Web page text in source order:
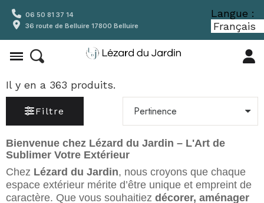
06 50 81 37 14
36 route de Belluire 17800 Belluire
Langue :
Il y en a 363 produits.
Filtre
Bienvenue chez Lézard du Jardin – L'Art de
Sublimer Votre Extérieur
Chez Lézard du Jardin, nous croyons que chaque
espace extérieur mérite d’être unique et empreint de
caractère. Que vous souhaitiez décorer, aménager